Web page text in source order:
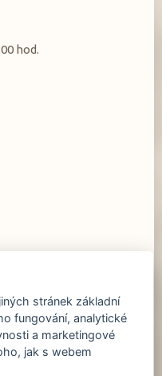
hod.
stránek základní
fungování, analytické
a marketingové
jak s webem